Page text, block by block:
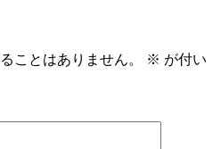
ことはありません。 ※ が付い